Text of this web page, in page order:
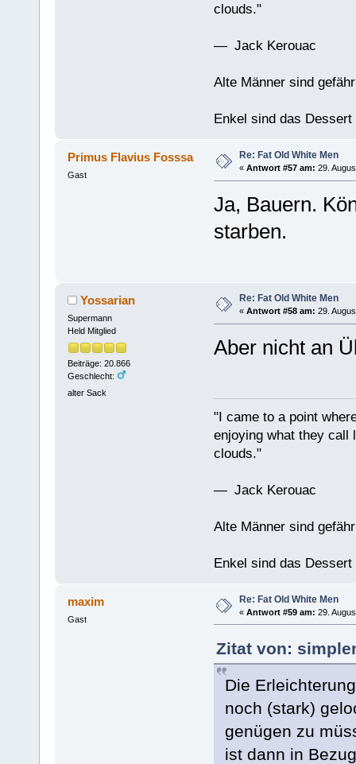
clouds."
— Jack Kerouac
Alte Männer sind
Enkel sind das Dessert
Primus Flavius Fosssa
Gast
Re: Fat Old White Men
« Antwort #57 am: 29.
Ja, Bauern.
starben.
Yossarian
Supermann
Held Mitglied
Beiträge: 20.866
Geschlecht:
alter Sack
Re: Fat Old White Men
« Antwort #58 am: 29.
Aber nicht an
"I came to a point
enjoying what they call
clouds."
— Jack Kerouac
Alte Männer sind
Enkel sind das Dessert
maxim
Gast
Re: Fat Old White Men
« Antwort #59 am: 29.
Zitat von:
Die
noch (stark)
genügen zu
ist dann in